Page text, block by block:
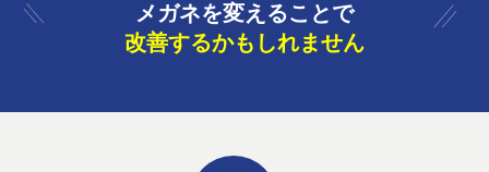
メガネを変えることで
改善するかもしれません